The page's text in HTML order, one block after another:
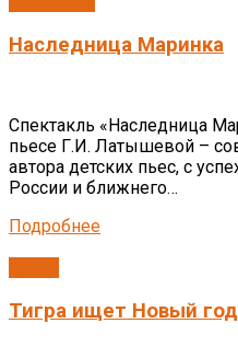
Наследница Маринка
Спектакль «Наследница
пьесе Г.И. Латышевой –
автора детских пьес, с
России и ближнего…
Подробнее
Тигра ищет Новый год